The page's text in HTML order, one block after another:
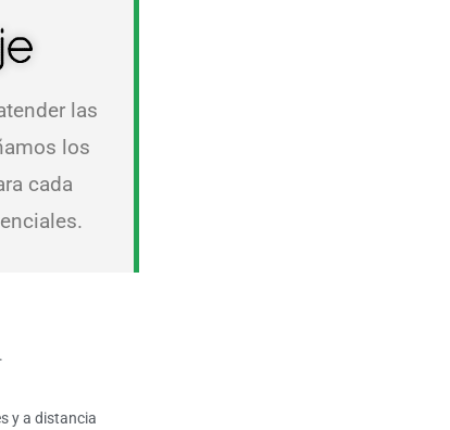
las
los
cada
y a distancia